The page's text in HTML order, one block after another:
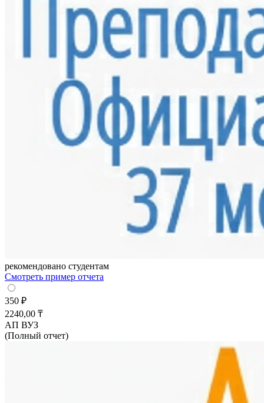
рекомендовано студентам
Смотреть пример отчета
350 ₽
2240,00 ₸
АП ВУЗ
(Полный отчет)